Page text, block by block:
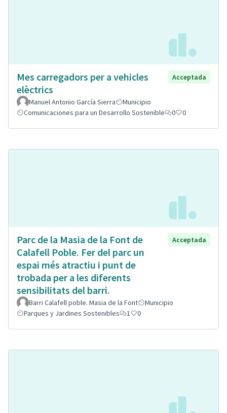
Mes carregadors per a vehicles
elèctrics
Acceptada
Manuel Antonio García Sierra
Municipio
Comunicaciones para un Desarrollo Sostenible
0 0
Parc de la Masia de la Font de
Calafell Poble. Fer del parc un
espai més atractiu i punt de
trobada per a les diferents
sensibilitats del barri.
Acceptada
Barri Calafell poble. Masia de la Font
Municipio
Parques y Jardines Sostenibles
1 0